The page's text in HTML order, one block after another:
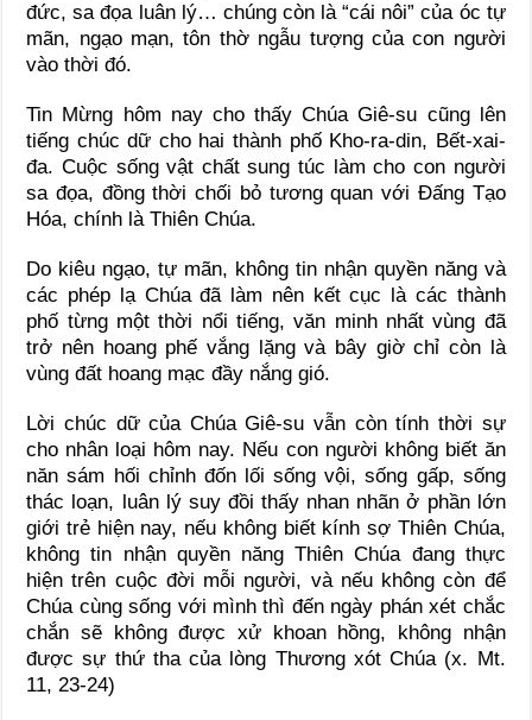
đức, sa đọa luân lý… chúng còn là “cái nôi” của óc tự
mãn, ngạo mạn, tôn thờ ngẫu tượng của con người
vào thời đó.
Tin Mừng hôm nay cho thấy Chúa Giê-su cũng lên
tiếng chúc dữ cho hai thành phố Kho-ra-din, Bết-xai-
đa. Cuộc sống vật chất sung túc làm cho con người
sa đọa, đồng thời chối bỏ tương quan với Ðấng Tạo
Hóa, chính là Thiên Chúa.
Do kiêu ngạo, tự mãn, không tin nhận quyền năng và
các phép lạ Chúa đã làm nên kết cục là các thành
phố từng một thời nổi tiếng, văn minh nhất vùng đã
trở nên hoang phế vắng lặng và bây giờ chỉ còn là
vùng đất hoang mạc đầy nắng gió.
Lời chúc dữ của Chúa Giê-su vẫn còn tính thời sự
cho nhân loại hôm nay. Nếu con người không biết ăn
năn sám hối chỉnh đốn lối sống vội, sống gấp, sống
thác loạn, luân lý suy đồi thấy nhan nhãn ở phần lớn
giới trẻ hiện nay, nếu không biết kính sợ Thiên Chúa,
không tin nhận quyền năng Thiên Chúa đang thực
hiện trên cuộc đời mỗi người, và nếu không còn để
Chúa cùng sống với mình thì đến ngày phán xét chắc
chắn sẽ không được xử khoan hồng, không nhận
được sự thứ tha của lòng Thương xót Chúa (x. Mt.
11, 23-24)